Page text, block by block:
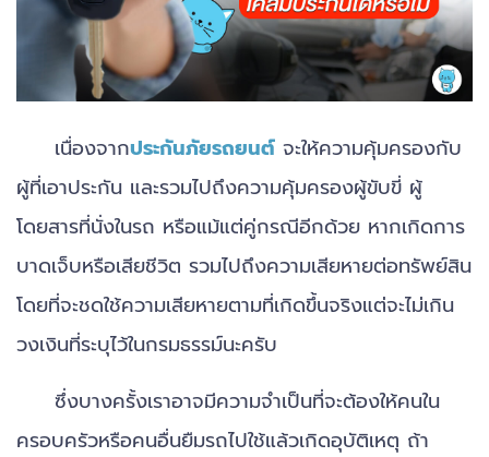
เนื่องจากประกันภัยรถยนต์ จะให้ความคุ้มครองกับ
ผู้ที่เอาประกัน และรวมไปถึงความคุ้มครองผู้ขับขี่ ผู้
โดยสารที่นั่งในรถ หรือแม้แต่คู่กรณีอีกด้วย หากเกิดการ
บาดเจ็บหรือเสียชีวิต รวมไปถึงความเสียหายต่อทรัพย์สิน
โดยที่จะชดใช้ความเสียหายตามที่เกิดขึ้นจริงแต่จะไม่เกิน
วงเงินที่ระบุไว้ในกรมธรรม์นะครับ
ซึ่งบางครั้งเราอาจมีความจำเป็นที่จะต้องให้คนใน
ครอบครัวหรือคนอื่นยืมรถไปใช้แล้วเกิดอุบัติเหตุ ถ้า